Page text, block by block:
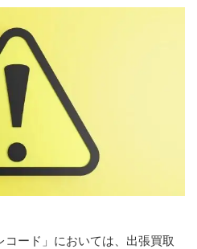
コード」においては、出張買取